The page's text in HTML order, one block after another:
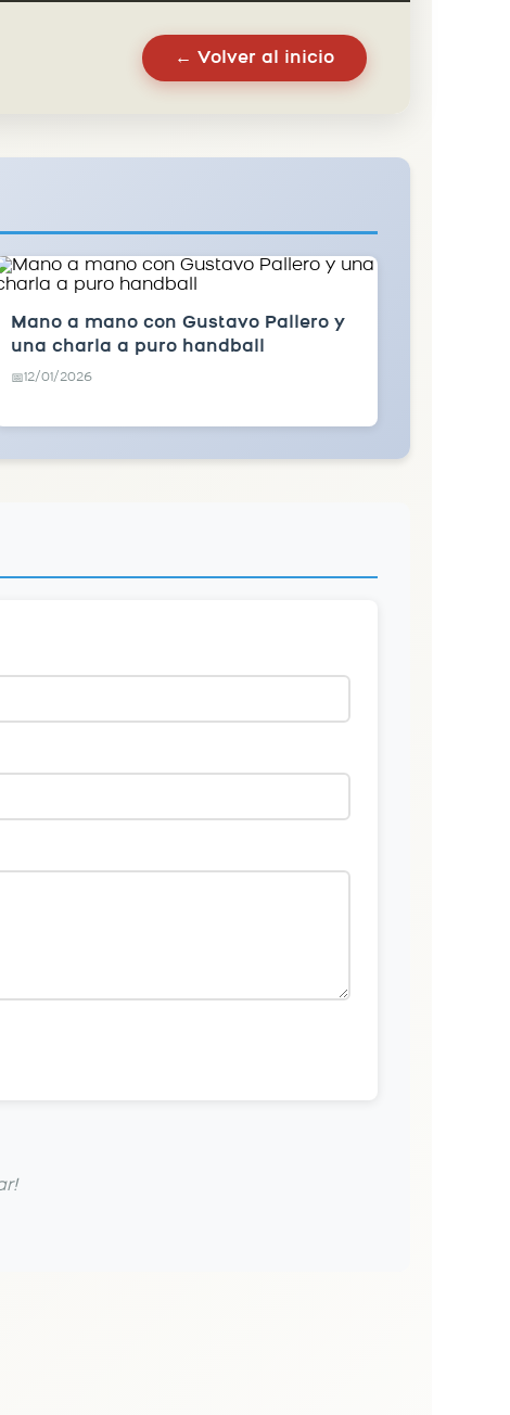
← Volver al inicio
Mano a mano con Gustavo Pallero y
una charla a puro handball
📅12/01/2026